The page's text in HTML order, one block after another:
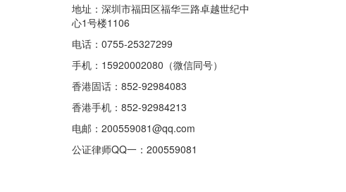
地址：深圳市福田区福华三路卓越世纪中
心1号楼1106
电话：0755-25327299
手机：15920002080（微信同号）
香港固话：852-92984083
香港手机：852-92984213
电邮：200559081@qq.com
公证律师QQ一： 200559081